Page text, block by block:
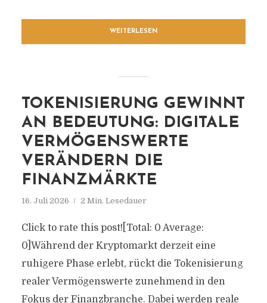
WEITERLESEN
TOKENISIERUNG GEWINNT
AN BEDEUTUNG: DIGITALE
VERMÖGENSWERTE
VERÄNDERN DIE
FINANZMÄRKTE
16. Juli 2026 2 Min. Lesedauer
Click to rate this post![Total: 0 Average:
0]Während der Kryptomarkt derzeit eine
ruhigere Phase erlebt, rückt die Tokenisierung
realer Vermögenswerte zunehmend in den
Fokus der Finanzbranche. Dabei werden reale